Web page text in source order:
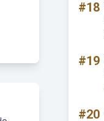
#18
#19
#20